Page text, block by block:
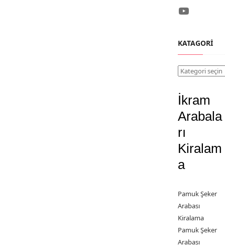
KATAGORI
Katagori
İkram
Arabala
rı
Kiralam
a
Pamuk Şeker
Arabası
Kiralama
Pamuk Şeker
Arabası